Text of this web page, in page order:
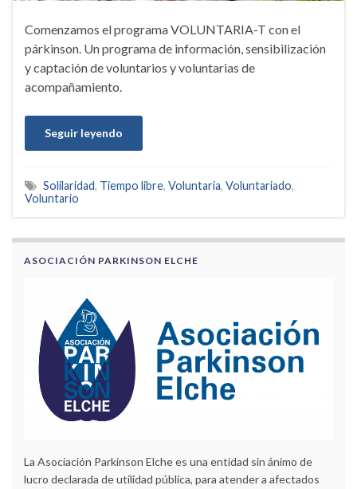
Comenzamos el programa VOLUNTARIA-T con el
párkinson. Un programa de información, sensibilización
y captación de voluntarios y voluntarias de
acompañamiento.
Seguir leyendo
Solilaridad, Tiempo libre, Voluntaria, Voluntariado,
Voluntario
ASOCIACIÓN PARKINSON ELCHE
La Asociación Parkinson Elche es una entidad sin ánimo de
lucro declarada de utilidad pública, para atender a afectados